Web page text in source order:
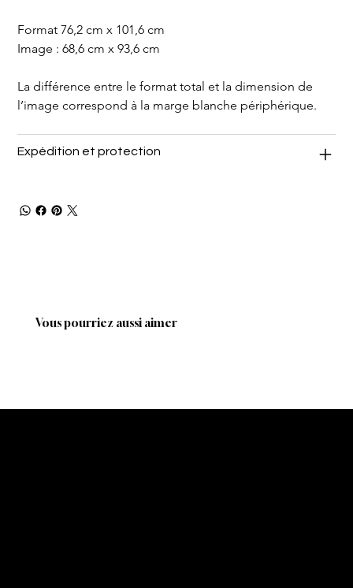
Format 76,2 cm x 101,6 cm
Image : 68,6 cm x 93,6 cm
La différence entre le format total et la dimension de
l’image correspond à la marge blanche périphérique.
Expédition et protection
Vous pourriez aussi aimer